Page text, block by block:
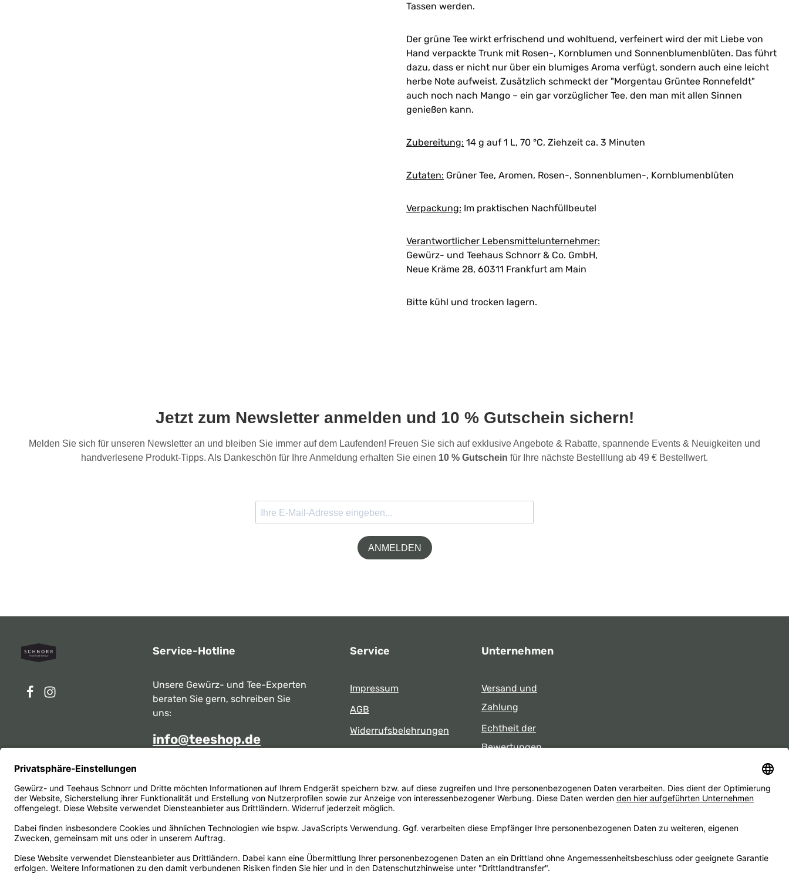
Tassen werden.
Der grüne Tee wirkt erfrischend und wohltuend, verfeinert wird der mit Liebe von
Hand verpackte Trunk mit Rosen-, Kornblumen und Sonnenblumenblüten. Das führt
dazu, dass er nicht nur über ein blumiges Aroma verfügt, sondern auch eine leicht
herbe Note aufweist. Zusätzlich schmeckt der "Morgentau Grüntee Ronnefeldt"
auch noch nach Mango – ein gar vorzüglicher Tee, den man mit allen Sinnen
genießen kann.
Zubereitung: 14 g auf 1 L, 70 °C, Ziehzeit ca. 3 Minuten
Zutaten: Grüner Tee, Aromen, Rosen-, Sonnenblumen-, Kornblumenblüten
Verpackung: Im praktischen Nachfüllbeutel
Verantwortlicher Lebensmittelunternehmer:
Gewürz- und Teehaus Schnorr & Co. GmbH,
Neue Kräme 28, 60311 Frankfurt am Main
Bitte kühl und trocken lagern.
Jetzt zum Newsletter anmelden und 10 % Gutschein sichern!
Melden Sie sich für unseren Newsletter an und bleiben Sie immer auf dem Laufenden! Freuen Sie sich auf exklusive Angebote & Rabatte, spannende Events & Neuigkeiten und
handverlesene Produkt-Tipps. Als Dankeschön für Ihre Anmeldung erhalten Sie einen 10 % Gutschein für Ihre nächste Bestelllung ab 49 € Bestellwert.
ANMELDEN
Service-Hotline
Unsere Gewürz- und Tee-Experten
beraten Sie gern, schreiben Sie
uns:
info@teeshop.de
Mo - Sa zwischen 10:00 - 17:00 Uhr
unter:
Service
Impressum
AGB
Widerrufsbelehrungen
Datenschutz
Unternehmen
Versand und
Zahlung
Echtheit der
Bewertungen
Laden